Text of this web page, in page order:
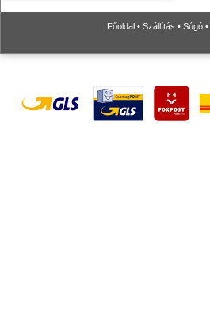
Főoldal • Szállítás • Súgó •